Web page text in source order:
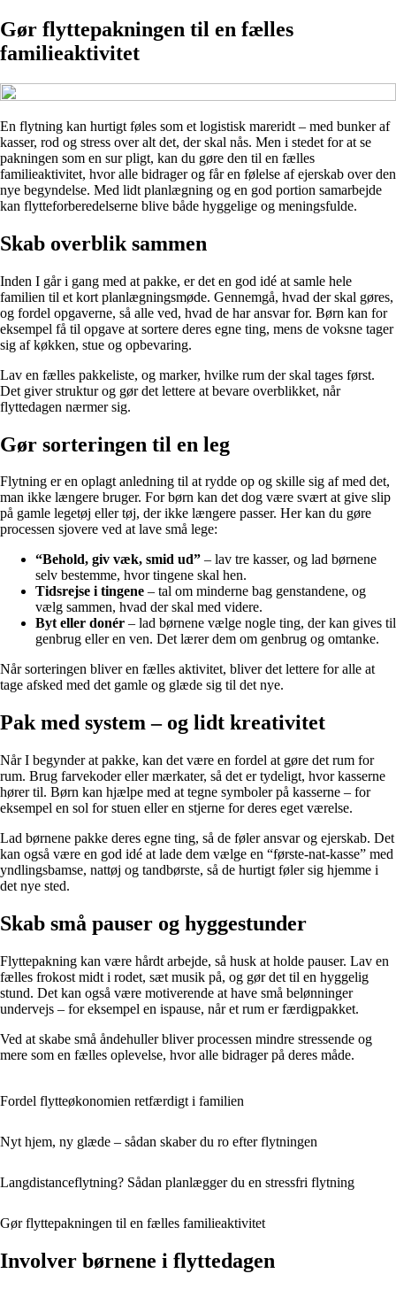
Gør flyttepakningen til en fælles
familieaktivitet
En flytning kan hurtigt føles som et logistisk mareridt – med bunker af
kasser, rod og stress over alt det, der skal nås. Men i stedet for at se
pakningen som en sur pligt, kan du gøre den til en fælles
familieaktivitet, hvor alle bidrager og får en følelse af ejerskab over den
nye begyndelse. Med lidt planlægning og en god portion samarbejde
kan flytteforberedelserne blive både hyggelige og meningsfulde.
Skab overblik sammen
Inden I går i gang med at pakke, er det en god idé at samle hele
familien til et kort planlægningsmøde. Gennemgå, hvad der skal gøres,
og fordel opgaverne, så alle ved, hvad de har ansvar for. Børn kan for
eksempel få til opgave at sortere deres egne ting, mens de voksne tager
sig af køkken, stue og opbevaring.
Lav en fælles pakkeliste, og marker, hvilke rum der skal tages først.
Det giver struktur og gør det lettere at bevare overblikket, når
flyttedagen nærmer sig.
Gør sorteringen til en leg
Flytning er en oplagt anledning til at rydde op og skille sig af med det,
man ikke længere bruger. For børn kan det dog være svært at give slip
på gamle legetøj eller tøj, der ikke længere passer. Her kan du gøre
processen sjovere ved at lave små lege:
“Behold, giv væk, smid ud” – lav tre kasser, og lad børnene
selv bestemme, hvor tingene skal hen.
Tidsrejse i tingene – tal om minderne bag genstandene, og
vælg sammen, hvad der skal med videre.
Byt eller donér – lad børnene vælge nogle ting, der kan gives til
genbrug eller en ven. Det lærer dem om genbrug og omtanke.
Når sorteringen bliver en fælles aktivitet, bliver det lettere for alle at
tage afsked med det gamle og glæde sig til det nye.
Pak med system – og lidt kreativitet
Når I begynder at pakke, kan det være en fordel at gøre det rum for
rum. Brug farvekoder eller mærkater, så det er tydeligt, hvor kasserne
hører til. Børn kan hjælpe med at tegne symboler på kasserne – for
eksempel en sol for stuen eller en stjerne for deres eget værelse.
Lad børnene pakke deres egne ting, så de føler ansvar og ejerskab. Det
kan også være en god idé at lade dem vælge en “første-nat-kasse” med
yndlingsbamse, nattøj og tandbørste, så de hurtigt føler sig hjemme i
det nye sted.
Skab små pauser og hyggestunder
Flyttepakning kan være hårdt arbejde, så husk at holde pauser. Lav en
fælles frokost midt i rodet, sæt musik på, og gør det til en hyggelig
stund. Det kan også være motiverende at have små belønninger
undervejs – for eksempel en ispause, når et rum er færdigpakket.
Ved at skabe små åndehuller bliver processen mindre stressende og
mere som en fælles oplevelse, hvor alle bidrager på deres måde.
Fordel flytteøkonomien retfærdigt i familien
Nyt hjem, ny glæde – sådan skaber du ro efter flytningen
Langdistanceflytning? Sådan planlægger du en stressfri flytning
Gør flyttepakningen til en fælles familieaktivitet
Involver børnene i flyttedagen